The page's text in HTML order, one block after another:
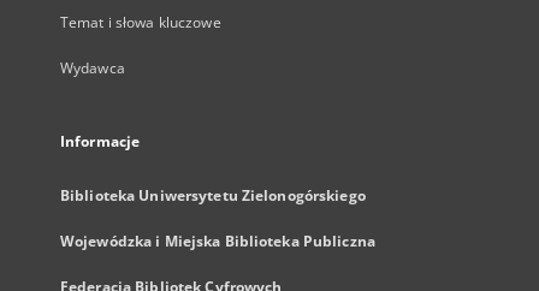
Temat i słowa kluczowe
Wydawca
Informacje
Biblioteka Uniwersytetu Zielonogórskiego
Wojewódzka i Miejska Biblioteka Publiczna
Federacja Bibliotek Cyfrowych